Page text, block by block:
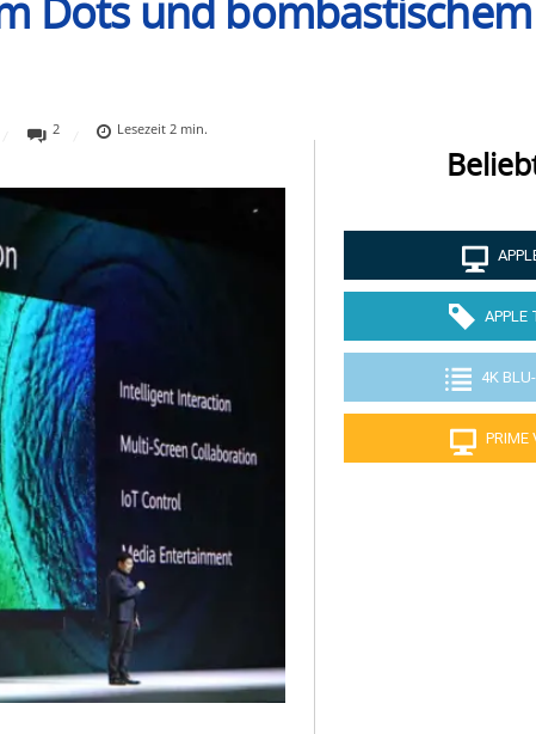
Dots und bombastischem
2 Lesezeit2 min.
APPLE
4K
PRIME